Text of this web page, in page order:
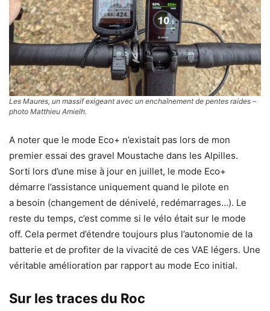
Les Maures, un massif exigeant avec un enchaînement de pentes raides –
photo Matthieu Amielh.
A noter que le mode Eco+ n’existait pas lors de mon
premier essai des gravel Moustache dans les Alpilles.
Sorti lors d’une mise à jour en juillet, le mode Eco+
démarre l’assistance uniquement quand le pilote en
a besoin (changement de dénivelé, redémarrages…). Le
reste du temps, c’est comme si le vélo était sur le mode
off. Cela permet d’étendre toujours plus l’autonomie de la
batterie et de profiter de la vivacité de ces VAE légers. Une
véritable amélioration par rapport au mode Eco initial.
Sur les traces du Roc